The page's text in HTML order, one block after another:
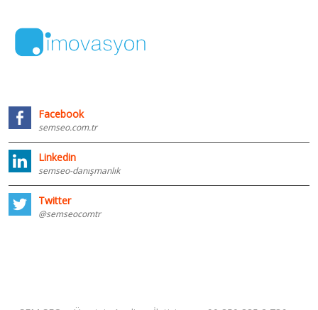
Facebook
semseo.com.tr
Linkedin
semseo-danışmanlık
Twitter
@semseocomtr